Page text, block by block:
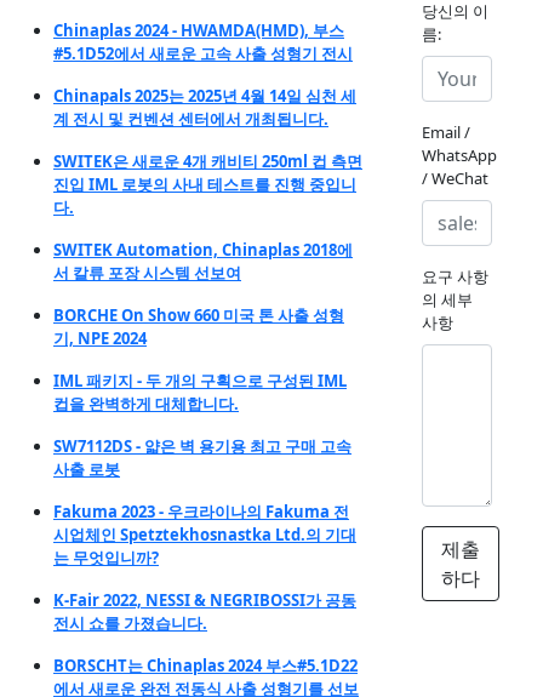
Chinaplas 2024 - HWAMDA(HMD), 부스
#5.1D52에서 새로운 고속 사출 성형기 전시
Chinapals 2025는 2025년 4월 14일 심천 세
계 전시 및 컨벤션 센터에서 개최됩니다.
SWITEK은 새로운 4개 캐비티 250ml 컵 측면
진입 IML 로봇의 사내 테스트를 진행 중입니
다.
SWITEK Automation, Chinaplas 2018에
서 칼류 포장 시스템 선보여
BORCHE On Show 660 미국 톤 사출 성형
기, NPE 2024
IML 패키지 - 두 개의 구획으로 구성된 IML
컵을 완벽하게 대체합니다.
SW7112DS - 얇은 벽 용기용 최고 구매 고속
사출 로봇
Fakuma 2023 - 우크라이나의 Fakuma 전
시업체인 Spetztekhosnastka Ltd.의 기대
는 무엇입니까?
K-Fair 2022, NESSI & NEGRIBOSSI가 공동
전시 쇼를 가졌습니다.
BORSCHT는 Chinaplas 2024 부스#5.1D22
에서 새로운 완전 전동식 사출 성형기를 선보
당신의 이
름:
Email /
WhatsApp
/ WeChat
요구 사항
의 세부
사항
제출
하다